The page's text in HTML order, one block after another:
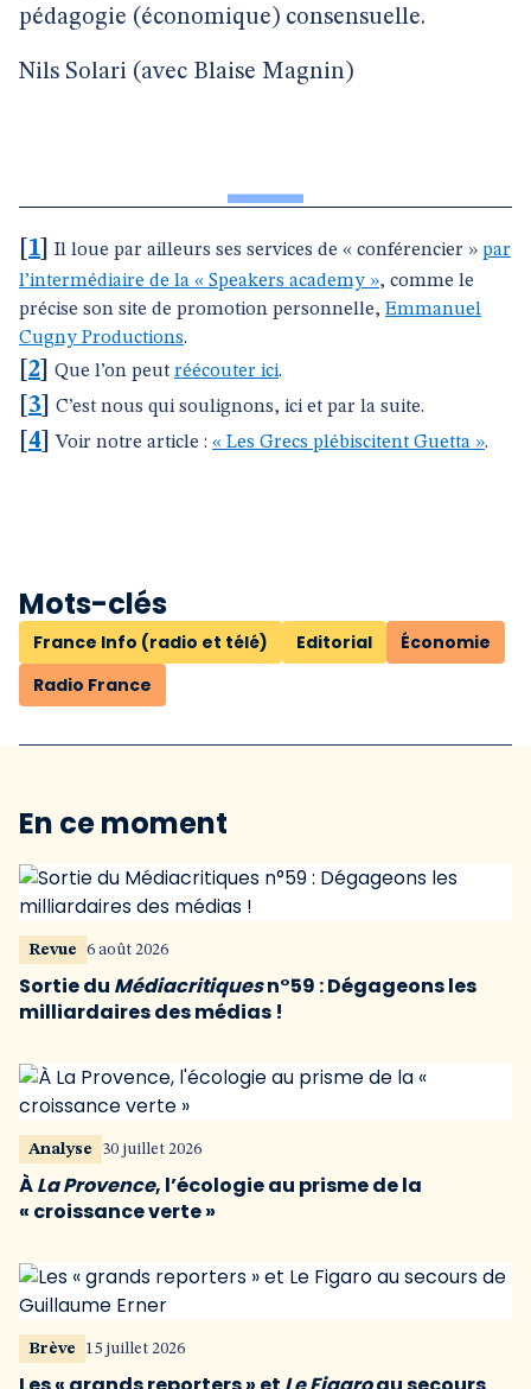
pédagogie (économique) consensuelle.
Nils Solari (avec Blaise Magnin)
1 Il loue par ailleurs ses services de « conférencier » par
l’intermédiaire de la « Speakers academy », comme le
précise son site de promotion personnelle, Emmanuel
Cugny Productions.
2 Que l’on peut réécouter ici.
3 C’est nous qui soulignons, ici et par la suite.
4 ]Voir notre article : « Les Grecs plébiscitent Guetta ».
Mots-clés
France Info (radio et télé) Editorial
Économie
Radio France
En ce moment
Revue 6 août 2026
Sortie du Médiacritiquesn°59 : Dégageons les
milliardaires des médias !
Analyse 30 juillet 2026
ÀLa Provence, l’écologie au prisme de la
« croissance verte »
Brève 15 juillet 2026